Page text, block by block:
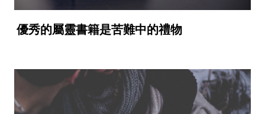
優秀的屬靈書籍是苦難中的禮物